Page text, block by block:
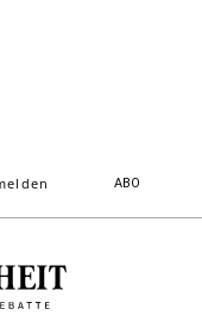
ABO